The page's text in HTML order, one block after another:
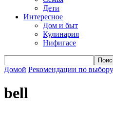
Дети
Интересное
Дом и быт
Кулинария
Нифигасе
Домой Рекомендации по выбору
bell